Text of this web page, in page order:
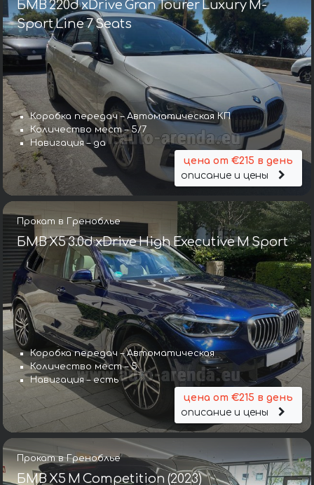
БМВ 220d xDrive Gran Tourer Luxury M-
Sport Line 7 Seats
Коробка передач – Автоматическая КП
Количество мест – 5/7
Навигация – да
цена от €215 в день
описание и цены
Прокат в Греноблье
БМВ X5 3.0d xDrive High Executive M Sport
Коробка передач – Автоматическая
Количество мест – 5
Навигация – есть
цена от €215 в день
описание и цены
Прокат в Греноблье
БМВ X5 M Competition (2023)